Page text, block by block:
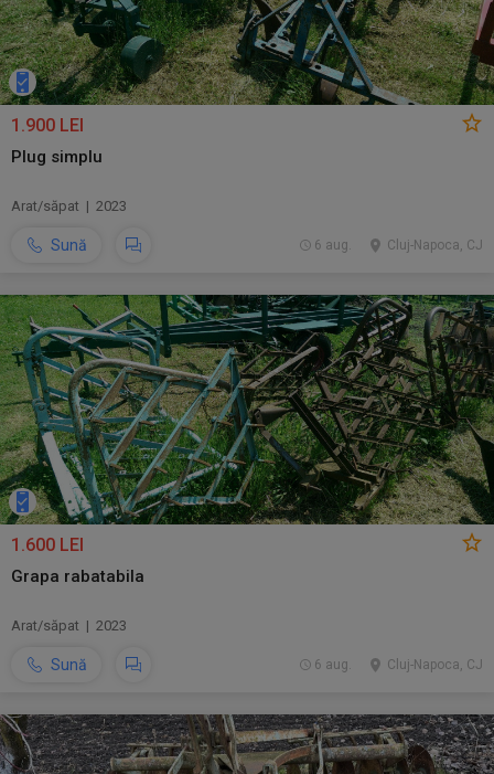
1.900 LEI
Plug simplu
Arat/săpat | 2023
Sună Cluj-Napoca, CJ
6 aug.
1.600 LEI
Grapa rabatabila
Arat/săpat | 2023
Sună Cluj-Napoca, CJ
6 aug.